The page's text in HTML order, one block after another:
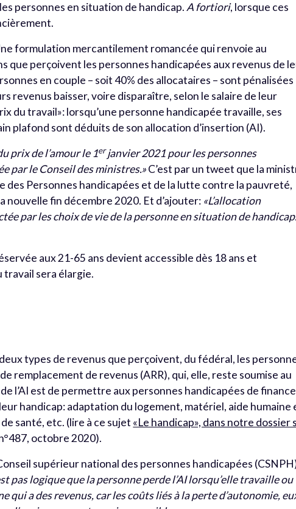
personnes en situation de handicap. A fortiori, lorsque ces
formulation mercantilement romancée qui renvoie au
que perçoivent les personnes handicapées aux revenus de
en couple – soit 40% des allocataires – sont pénalisées
revenus baisser, voire disparaître, selon le salaire de leur
du travail»: lorsqu’une personne handicapée travaille, ses
plafond sont déduits de son allocation d’insertion (AI).
prix de l’amour le 1erjanvier 2021 pour les personnes
par le Conseil des ministres.»C’est par un tweet que la
des Personnes handicapées et de la lutte contre la pauvreté,
nouvelle fin décembre 2020. Et d’ajouter: «L’allocation
par les choix de vie de la personne en situation de
aux 21-65 ans devient accessible dès 18 ans et
travail sera élargie.
deux types de revenus que perçoivent, du fédéral, les
remplacement de revenus (ARR), qui, elle, reste soumise au
de l’AI est de permettre aux personnes handicapées de
handicap: adaptation du logement, matériel, aide humaine
santé, etc. (lire à ce sujet «Le handicap», dans notre dossier
octobre 2020).
supérieur national des personnes handicapées
pas logique que la personne perde l’AI lorsqu’elle travaille ou
qui a des revenus, car les coûts liés à la perte d’autonomie,